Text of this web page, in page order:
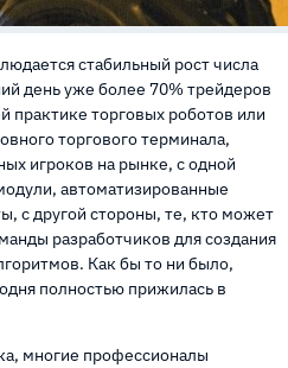
стабильный рост числа
день уже более 70% трейдеров
торговых роботов или
торгового терминала,
игроков на рынке, с одной
автоматизированные
с другой стороны, те, кто может
разработчиков для создания
Как бы то ни было,
полностью прижилась в
многие профессионалы